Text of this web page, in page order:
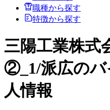
職種から探す
特徴から探す
三陽工業株式
②_1/派広のバ
人情報